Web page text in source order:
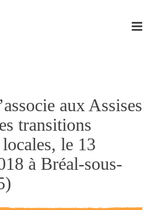
aux Assises
transitions
le 13
à Bréal-sous-